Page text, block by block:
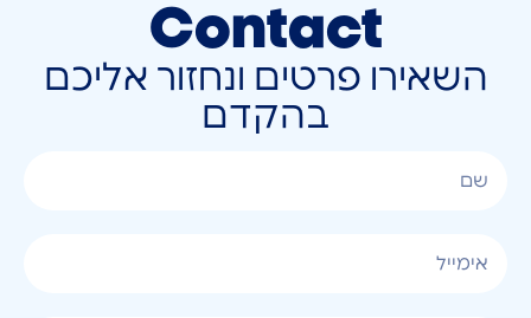
Contact
השאירו פרטים ונחזור אליכם
בהקדם